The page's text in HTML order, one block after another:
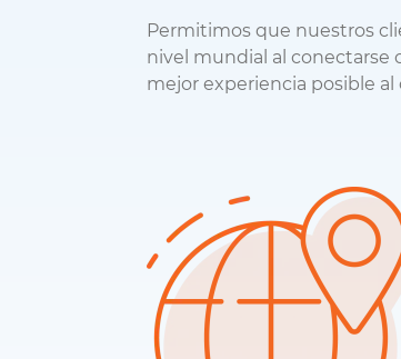
Permitimos que nuestros
nivel mundial al conectarse
mejor experiencia posible